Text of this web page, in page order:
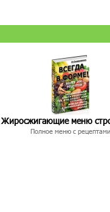
Жиросжигающие меню
Полное меню с рецептами